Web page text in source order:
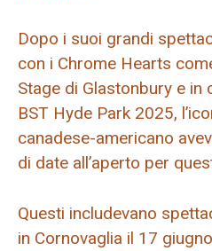
Dopo i suoi grandi
con i Chrome Hearts
Stage di Glastonbury e in
BST Hyde Park 2025,
canadese-americano
di date all’aperto per
Questi includevano
in Cornovaglia il 17